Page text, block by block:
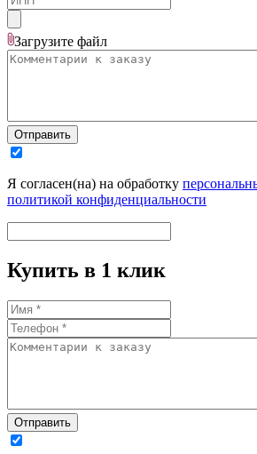
Загрузите файл
Отправить
Я согласен(на) на обработку
политикой конфиденциальности
Купить в 1 клик
Отправить